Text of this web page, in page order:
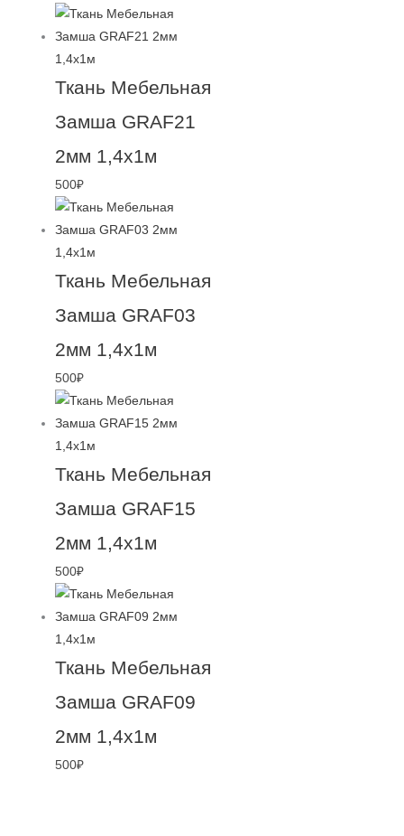
Ткань Мебельная
Замша GRAF21
2мм 1,4х1м
500₽
Ткань Мебельная
Замша GRAF03
2мм 1,4х1м
500₽
Ткань Мебельная
Замша GRAF15
2мм 1,4х1м
500₽
Ткань Мебельная
Замша GRAF09
2мм 1,4х1м
500₽